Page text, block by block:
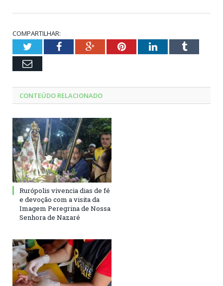
COMPARTILHAR:
TwitterFacebookGoogle+PinterestLinkedInTumblr
Email
CONTEÚDO RELACIONADO
Rurópolis vivencia dias de fé
e devoção com a visita da
Imagem Peregrina de Nossa
Senhora de Nazaré